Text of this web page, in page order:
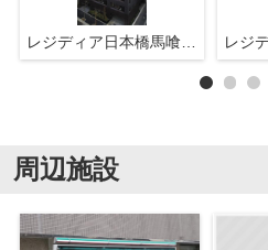
レジディア日本橋馬喰町Ⅲ
周辺施設